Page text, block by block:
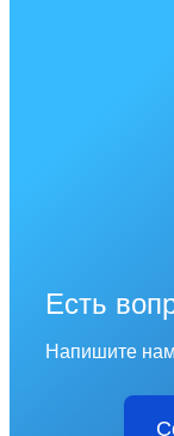
Есть
Напишите нам